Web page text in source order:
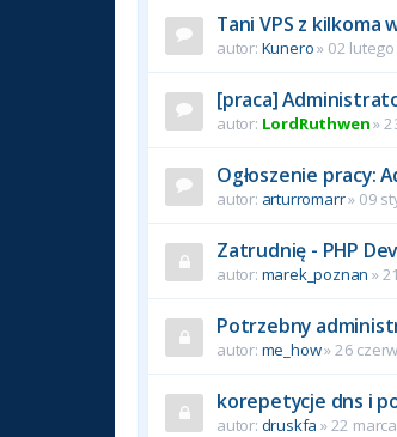
Tani VPS z kilkoma
autor: Kunero» 02
[praca]
autor: LordRuthwen»
Ogłoszenie pracy:
autor: arturromarr» 09
Zatrudnię - PHP
autor: marek_poznan »
Potrzebny
autor: me_how» 26
korepetycje dns i
autor: druskfa » 22